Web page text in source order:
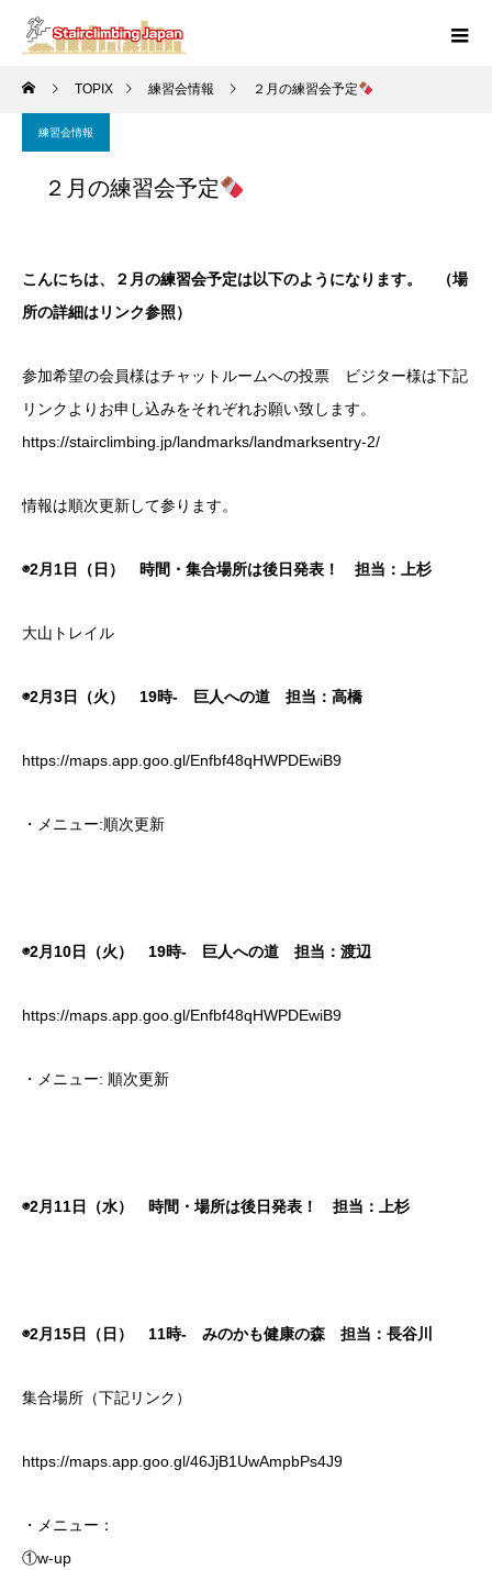
TOPIX 練習会情報 ２月の練習会予定
練習会情報
２月の練習会予定
こんにちは、２月の練習会予定は以下のようになります。 （場
所の詳細はリンク参照）
参加希望の会員様はチャットルームへの投票 ビジター様は下記
リンクよりお申し込みをそれぞれお願い致します。
https://stairclimbing.jp/landmarks/landmarksentry-2/
情報は順次更新して参ります。
◉2月1日（日） 時間・集合場所は後日発表！ 担当：上杉
大山トレイル
◉2月3日（火） 19時- 巨人への道 担当：高橋
https://maps.app.goo.gl/Enfbf48qHWPDEwiB9
・メニュー:順次更新
◉2月10日（火） 19時- 巨人への道 担当：渡辺
https://maps.app.goo.gl/Enfbf48qHWPDEwiB9
・メニュー: 順次更新
◉2月11日（水） 時間・場所は後日発表！ 担当：上杉
◉2月15日（日） 11時- みのかも健康の森 担当：長谷川
集合場所（下記リンク）
https://maps.app.goo.gl/46JjB1UwAmpbPs4J9
・メニュー：
①w-up